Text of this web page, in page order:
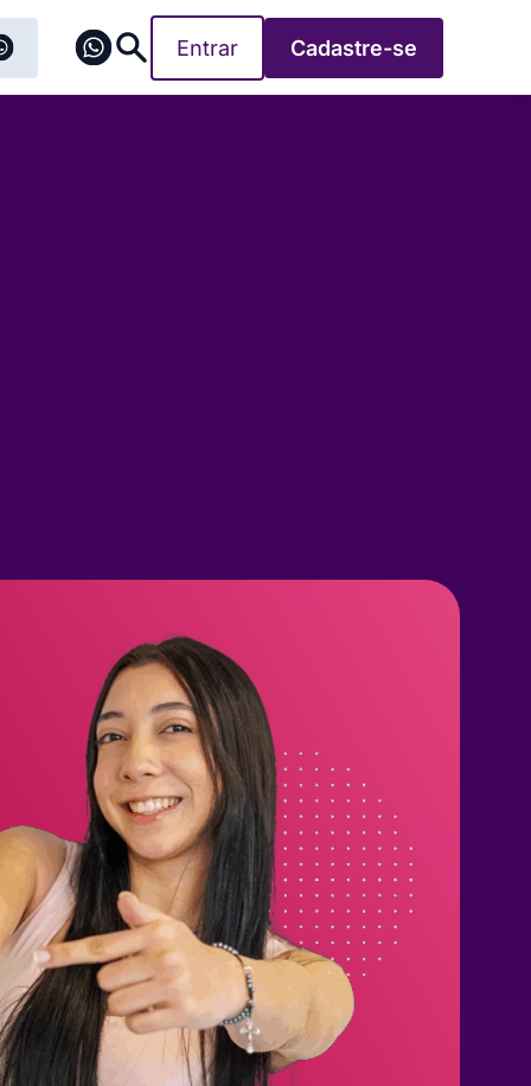
Entrar Cadastre-se